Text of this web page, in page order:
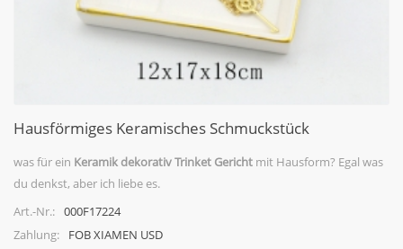
Hausförmiges Keramisches Schmuckstück
was für ein Keramik dekorativTrinket Gericht mit Hausform? Egal was
du denkst, aber ich liebe es.
Art.-Nr.: 000F17224
Zahlung:
FOB XIAMEN USD